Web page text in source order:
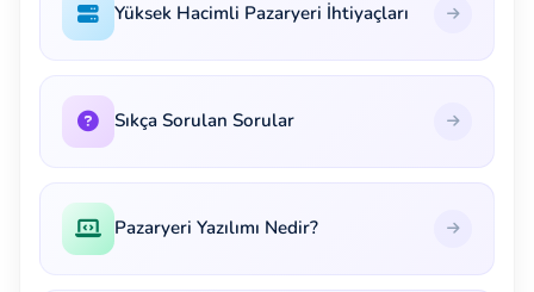
Yüksek Hacimli Pazaryeri İhtiyaçları
Sıkça Sorulan Sorular
Pazaryeri Yazılımı Nedir?